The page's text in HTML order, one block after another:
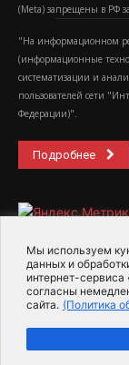
Мы используем
данных и
интернет-
согласны
сайта. (Политика
(Metа) запрещены в РФ
"На информационном
(информационные
систематизации и
пользователей сети
Федерации)".
Подробнее
2015-2026-
Для справки
Политика